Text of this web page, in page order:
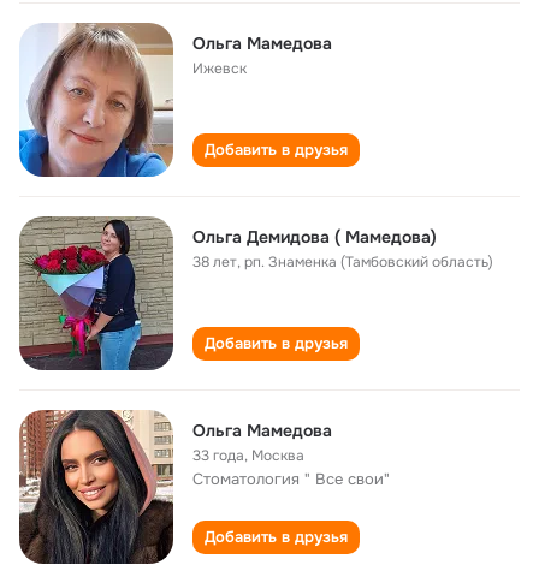
Ольга Мамедова
Ижевск
Добавить в друзья
Ольга Демидова ( Мамедова)
38 лет,рп. Знаменка (Тамбовский область)
Добавить в друзья
Oльга Мамедова
33 года, Москва
Стоматология " Все свои"
Добавить в друзья